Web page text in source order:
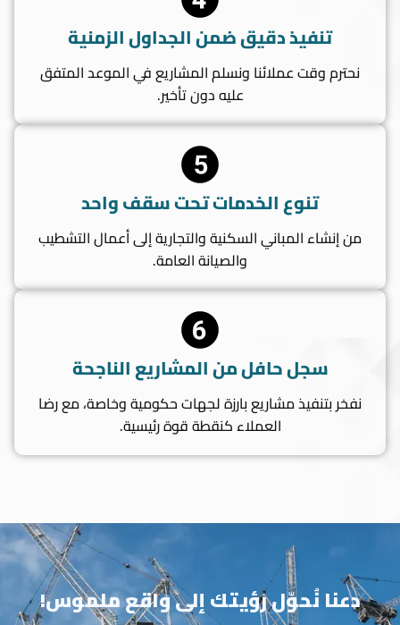
تنفيذ دقيق ضمن الجداول الزمنية
نحترم وقت عملائنا ونسلم المشاريع في الموعد المتفق
عليه دون تأخير.
تنوع الخدمات تحت سقف واحد
من إنشاء المباني السكنية والتجارية إلى أعمال التشطيب
والصيانة العامة.
سجل حافل من المشاريع الناجحة
نفخر بتنفيذ مشاريع بارزة لجهات حكومية وخاصة، مع رضا
العملاء كنقطة قوة رئيسية.
دعنا نُحوّل رؤيتك إلى واقع ملموس!